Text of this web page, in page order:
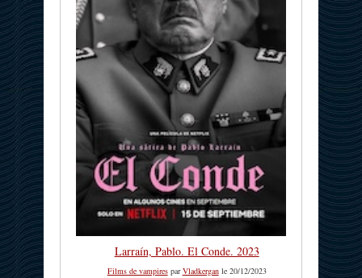
Larraín, Pablo. El Conde. 2023
Films de vampiresparVladkerganle 20/12/2023